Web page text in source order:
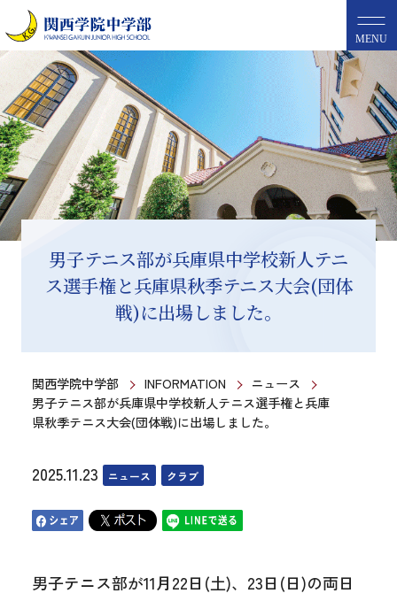
MENU
男子テニス部が兵庫県中学校新人テニ
ス選手権と兵庫県秋季テニス大会(団体
戦)に出場しました。
関西学院中学部 INFORMATION
ニュース
男子テニス部が兵庫県中学校新人テニス選手権と兵庫
県秋季テニス大会(団体戦)に出場しました。
2025.11.23 ニュース クラブ
男子テニス部が11月22日(土)、23日(日)の両日